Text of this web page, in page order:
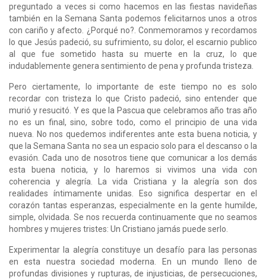
preguntado a veces si como hacemos en las fiestas navideñas
también en la Semana Santa podemos felicitarnos unos a otros
con cariño y afecto. ¿Porqué no?. Conmemoramos y recordamos
lo que Jesús padeció, su sufrimiento, su dolor, el escarnio publico
al que fue sometido hasta su muerte en la cruz, lo que
indudablemente genera sentimiento de pena y profunda tristeza.
Pero ciertamente, lo importante de este tiempo no es solo
recordar con tristeza lo que Cristo padeció, sino entender que
murió y resucitó. Y es que la Pascua que celebramos año tras año
no es un final, sino, sobre todo, como el principio de una vida
nueva. No nos quedemos indiferentes ante esta buena noticia, y
que la Semana Santa no sea un espacio solo para el descanso o la
evasión. Cada uno de nosotros tiene que comunicar a los demás
esta buena noticia, y lo haremos si vivimos una vida con
coherencia y alegría. La vida Cristiana y la alegría son dos
realidades íntimamente unidas. Eso significa despertar en el
corazón tantas esperanzas, especialmente en la gente humilde,
simple, olvidada. Se nos recuerda continuamente que no seamos
hombres y mujeres tristes: Un Cristiano jamás puede serlo.
Experimentar la alegría constituye un desafío para las personas
en esta nuestra sociedad moderna. En un mundo lleno de
profundas divisiones y rupturas, de injusticias, de persecuciones,